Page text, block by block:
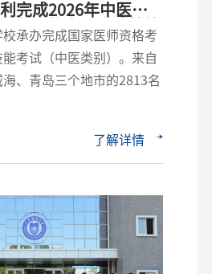
完成2026年中医类
师资格考试实践技能
校承办完成国家医师资格考
能考试（中医类别）。来自
、青岛三个地市的2813名
了解详情